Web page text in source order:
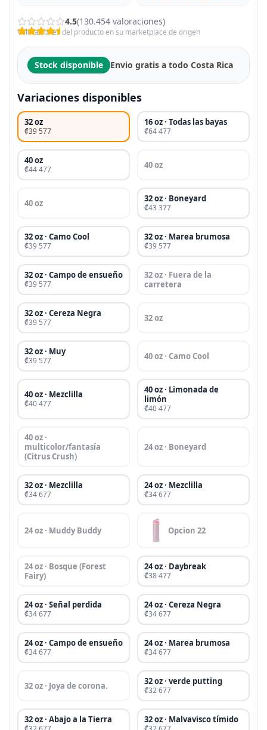
4.5(130.454 valoraciones)
Valoraciones del producto en su marketplace de origen
Stock disponible Envio gratis a todo Costa Rica
Variaciones disponibles
32 oz
₡39 577
16 oz · Todas las bayas
₡64 477
40 oz
₡44 477 40 oz
40 oz 32 oz · Boneyard
₡43 377
32 oz · Camo Cool
₡39 577
32 oz · Marea brumosa
₡39 577
32 oz · Campo de ensueño
₡39 577
32 oz · Fuera de la
carretera
32 oz · Cereza Negra
₡39 577 32 oz
32 oz · Muy
₡39 577 40 oz · Camo Cool
40 oz · Mezclilla
₡40 477
40 oz · Limonada de
limón
₡40 477
40 oz ·
multicolor/fantasía
(Citrus Crush)
24 oz · Boneyard
32 oz · Mezclilla
₡34 677
24 oz · Mezclilla
₡34 677
24 oz · Muddy Buddy Opcion 22
24 oz · Bosque (Forest
Fairy)
24 oz · Daybreak
₡38 477
24 oz · Señal perdida
₡34 677
24 oz · Cereza Negra
₡34 677
24 oz · Campo de ensueño
₡34 677
24 oz · Marea brumosa
₡34 677
32 oz · Joya de corona. 32 oz · verde putting
₡32 677
32 oz · Abajo a la Tierra 32 oz · Malvavisco tímido